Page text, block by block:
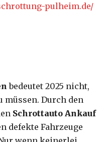
pulheim.de/
bedeutet 2025 nicht,
müssen. Durch den
Schrottauto Ankauf
defekte Fahrzeuge